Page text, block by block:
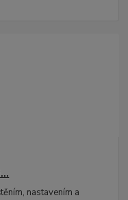
nastavením a